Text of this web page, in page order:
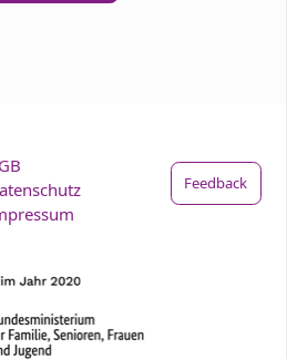
Feedback